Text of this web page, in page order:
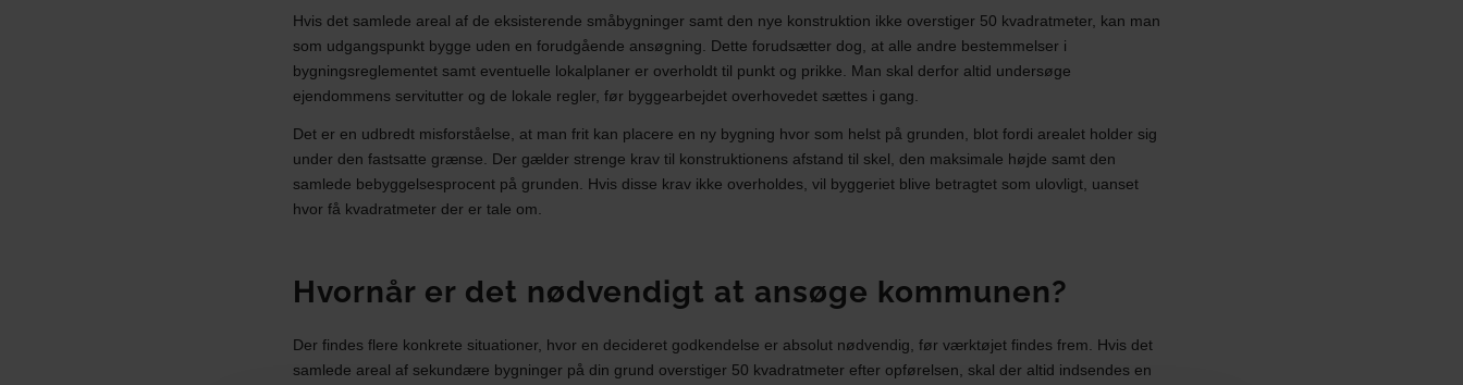
Hvis det samlede areal af de eksisterende småbygninger samt den nye konstruktion ikke overstiger 50 kvadratmeter, kan man
som udgangspunkt bygge uden en forudgående ansøgning. Dette forudsætter dog, at alle andre bestemmelser i
bygningsreglementet samt eventuelle lokalplaner er overholdt til punkt og prikke. Man skal derfor altid undersøge
ejendommens servitutter og de lokale regler, før byggearbejdet overhovedet sættes i gang.
Det er en udbredt misforståelse, at man frit kan placere en ny bygning hvor som helst på grunden, blot fordi arealet holder sig
under den fastsatte grænse. Der gælder strenge krav til konstruktionens afstand til skel, den maksimale højde samt den
samlede bebyggelsesprocent på grunden. Hvis disse krav ikke overholdes, vil byggeriet blive betragtet som ulovligt, uanset
hvor få kvadratmeter der er tale om.
Hvornår er det nødvendigt at ansøge kommunen?
Der findes flere konkrete situationer, hvor en decideret godkendelse er absolut nødvendig, før værktøjet findes frem. Hvis det
samlede areal af sekundære bygninger på din grund overstiger 50 kvadratmeter efter opførelsen, skal der altid indsendes en